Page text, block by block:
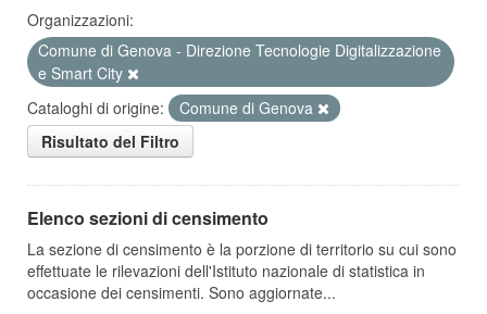
Organizzazioni:
Comune di Genova - Direzione Tecnologie Digitalizzazione
e Smart City
Cataloghi di origine:
Comune di Genova
Risultato del Filtro
Elenco sezioni di censimento
La sezione di censimento è la porzione di territorio su cui sono
effettuate le rilevazioni dell'Istituto nazionale di statistica in
occasione dei censimenti. Sono aggiornate...